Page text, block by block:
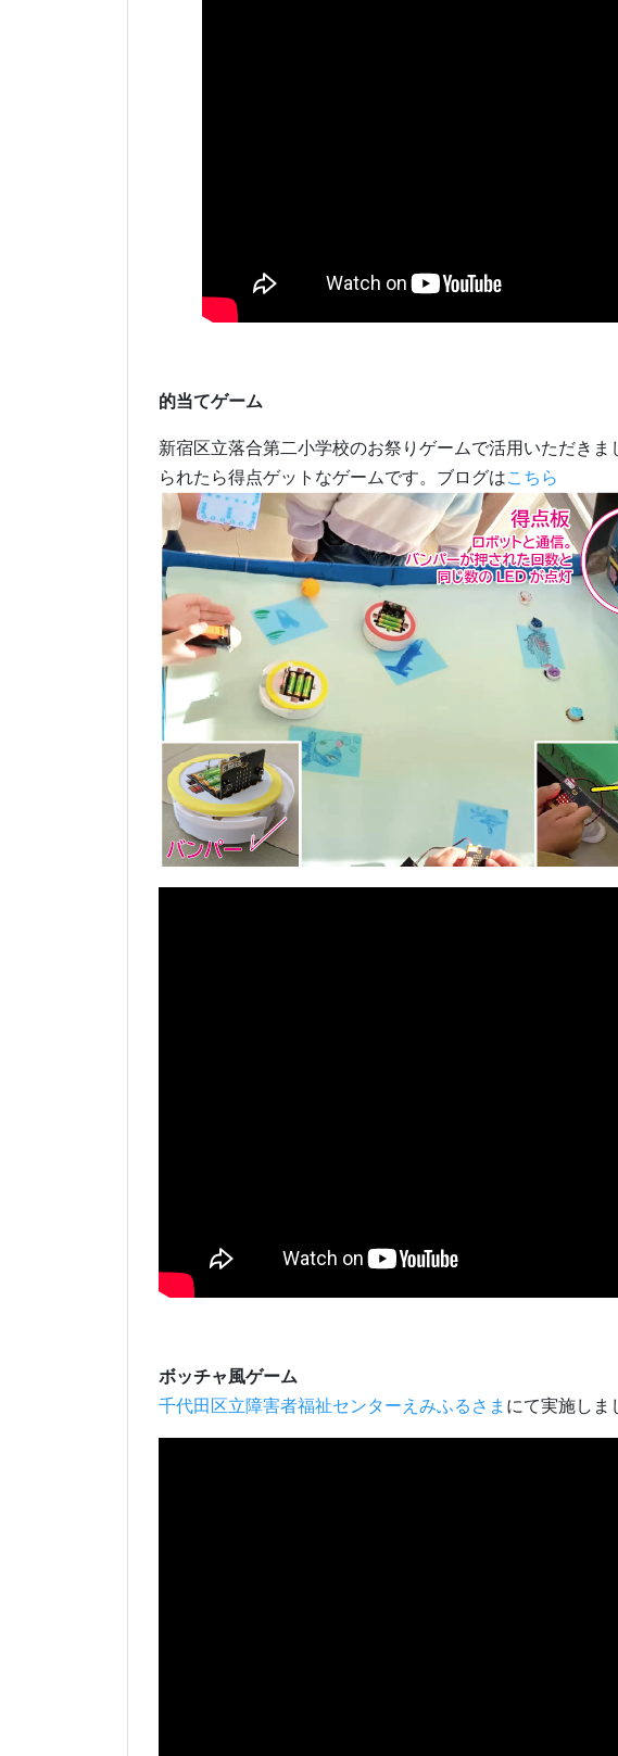
的当てゲーム
新宿区立落合第二小学校のお祭りゲームで活用いただき
られたら得点ゲットなゲームです。ブログはこちら
ボッチャ風ゲーム
千代田区立障害者福祉センターえみふるさま にて実施しま